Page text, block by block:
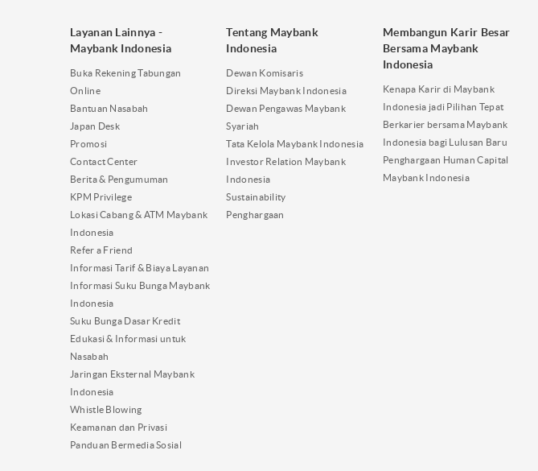
Layanan Lainnya -
Maybank Indonesia
Buka Rekening Tabungan
Online
Bantuan Nasabah
Japan Desk
Promosi
Contact Center
Berita & Pengumuman
KPM Privilege
Lokasi Cabang & ATM Maybank
Indonesia
Refer a Friend
Informasi Tarif & Biaya Layanan
Informasi Suku Bunga Maybank
Indonesia
Suku Bunga Dasar Kredit
Edukasi & Informasi untuk
Nasabah
Jaringan Eksternal Maybank
Indonesia
Whistle Blowing
Keamanan dan Privasi
Panduan Bermedia Sosial
Tentang Maybank
Indonesia
Dewan Komisaris
Direksi Maybank Indonesia
Dewan Pengawas Maybank
Syariah
Tata Kelola Maybank Indonesia
Investor Relation Maybank
Indonesia
Sustainability
Penghargaan
Membangun Karir Besar
Bersama Maybank
Indonesia
Kenapa Karir di Maybank
Indonesia jadi Pilihan Tepat
Berkarier bersama Maybank
Indonesia bagi Lulusan Baru
Penghargaan Human Capital
Maybank Indonesia